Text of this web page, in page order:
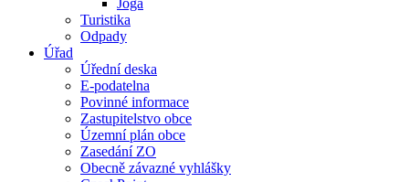
Jóga
Turistika
Odpady
Úřad
Úřední deska
E-podatelna
Povinné informace
Zastupitelstvo obce
Územní plán obce
Zasedání ZO
Obecně závazné vyhlášky